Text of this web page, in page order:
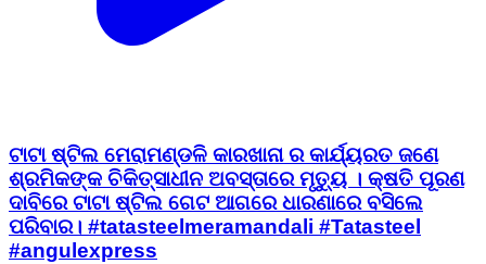
ଟାଟା ଷ୍ଟିଲ ମେରାମଣ୍ଡଳି କାରଖାନା ର କାର୍ଯ୍ୟରତ ଜଣେ
ଶ୍ରମିକଙ୍କ ଚିକିତ୍ସାଧୀନ ଅବସ୍ତାରେ ମୃତ୍ୟୁ । କ୍ଷତି ପୂରଣ
ଦାବିରେ ଟାଟା ଷ୍ଟିଲ ଗେଟ ଆଗରେ ଧାରଣାରେ ବସିଲେ
ପରିବାର। #tatasteelmeramandali #Tatasteel
#angulexpress